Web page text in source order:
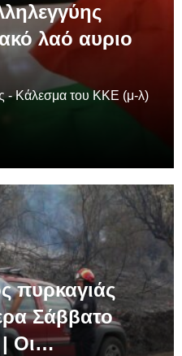
λαό αυριο
- Κάλεσμα του ΚΚΕ (μ-λ)
πυρκαγιάς
Σάββατο
| Οι…